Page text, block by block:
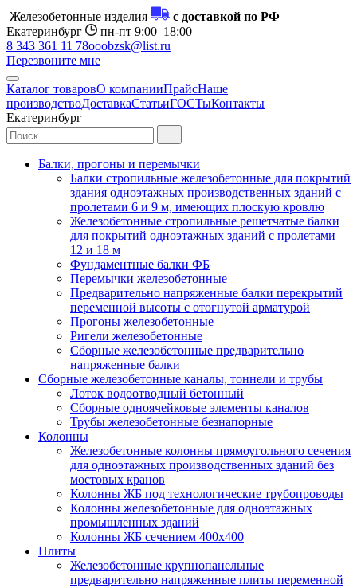
Железобетонные изделия
с доставкой по РФ
Екатеринбург
пн-пт 9:00–18:00
8 343 361 11 78ooobzsk@list.ru
Перезвоните мне
Каталог товаровО компанииПрайсНаше
производствоДоставкаСтатьиГОСТыКонтакты
Екатеринбург
Балки, прогоны и перемычки
Балки стропильные железобетонные для покрытий
здания одноэтажных производственных зданий с
пролетами 6 и 9 м, имеющих плоскую кровлю
Железобетонные стропильные решетчатые балки
для покрытий одноэтажных зданий с пролетами
12 и 18 м
Фундаментные балки ФБ
Перемычки железобетонные
Предварительно напряженные балки перекрытий
переменной высоты с отогнутой арматурой
Прогоны железобетонные
Ригели железобетонные
Сборные железобетонные предварительно
напряженные балки
Сборные железобетонные каналы, тоннели и трубы
Лоток водоотводный бетонный
Сборные одноячейковые элементы каналов
Трубы железобетонные безнапорные
Колонны
Железобетонные колонны прямоугольного сечения
для одноэтажных производственных зданий без
мостовых кранов
Колонны ЖБ под технологические трубопроводы
Колонны железобетонные для одноэтажных
промышленных зданий
Колонны ЖБ сечением 400х400
Плиты
Железобетонные крупнопанельные
предварительно напряженные плиты переменной